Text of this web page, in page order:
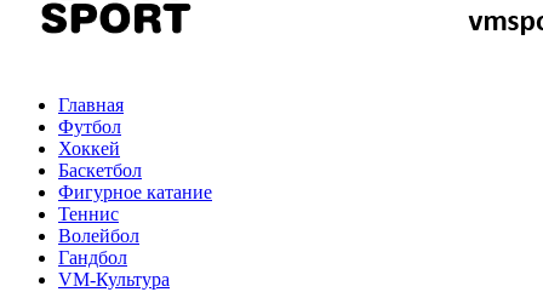
Главная
Футбол
Хоккей
Баскетбол
Фигурное катание
Теннис
Волейбол
Гандбол
VM-Культура